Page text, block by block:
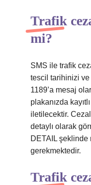
Trafik
mi?
SMS ile trafik
tescil tarihinizi ve
1189’a mesaj
plakanızda
iletilecektir.
detaylı olarak
DETAIL
gerekmektedir.
Trafik